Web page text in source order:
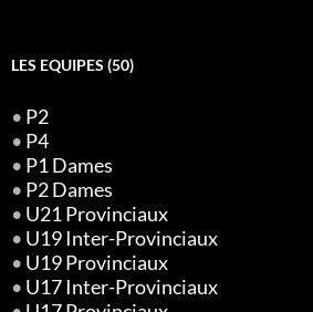
LES EQUIPES (50)
• P2
• P4
• P1 Dames
• P2 Dames
• U21 Provinciaux
• U19 Inter-Provinciaux
• U19 Provinciaux
• U17 Inter-Provinciaux